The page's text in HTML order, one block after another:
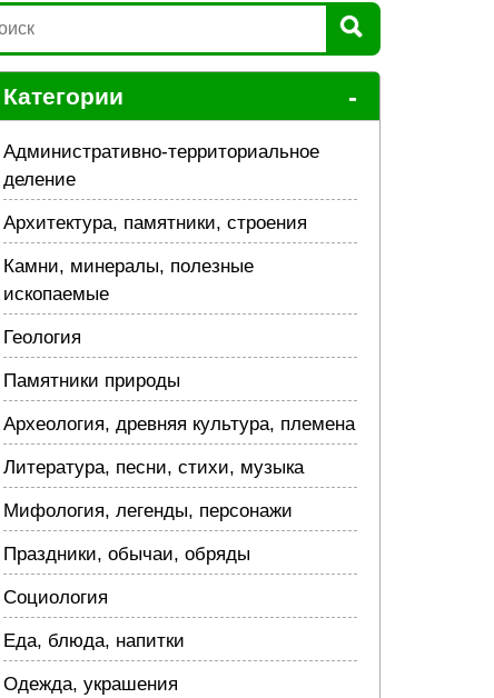
Категории -
Административно-территориальное
деление
Архитектура, памятники, строения
Камни, минералы, полезные
ископаемые
Геология
Памятники природы
Археология, древняя культура, племена
Литература, песни, стихи, музыка
Мифология, легенды, персонажи
Праздники, обычаи, обряды
Социология
Еда, блюда, напитки
Одежда, украшения